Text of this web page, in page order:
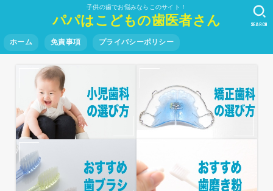
子供の歯でお悩みならこのサイト！
パパはこどもの歯医者さん
ホーム 免責事項 プライバシーポリシー
SEARCH